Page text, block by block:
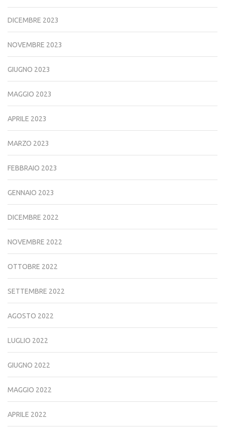
DICEMBRE 2023
NOVEMBRE 2023
GIUGNO 2023
MAGGIO 2023
APRILE 2023
MARZO 2023
FEBBRAIO 2023
GENNAIO 2023
DICEMBRE 2022
NOVEMBRE 2022
OTTOBRE 2022
SETTEMBRE 2022
AGOSTO 2022
LUGLIO 2022
GIUGNO 2022
MAGGIO 2022
APRILE 2022